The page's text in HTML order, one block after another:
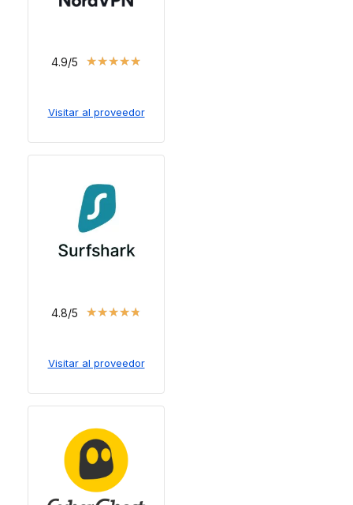
4.9/5 ★★★★★
Visitar al proveedor
4.8/5 ★★★★★
Visitar al proveedor